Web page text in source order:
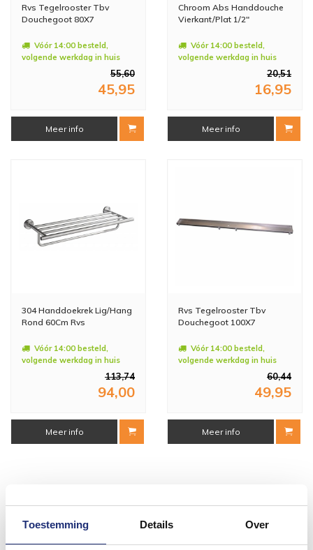
Toestemming Details Over
Rvs Tegelrooster Tbv
Douchegoot 80X7
Vóór 14:00 besteld,
volgende werkdag in huis
55,60
45,95
Meer info
Chroom Abs Handdouche
Vierkant/Plat 1/2"
Vóór 14:00 besteld,
volgende werkdag in huis
20,51
16,95
Meer info
304 Handdoekrek Lig/Hang
Rond 60Cm Rvs
Vóór 14:00 besteld,
volgende werkdag in huis
113,74
94,00
Meer info
Rvs Tegelrooster Tbv
Douchegoot 100X7
Vóór 14:00 besteld,
volgende werkdag in huis
60,44
49,95
Meer info
#mijndroombadkamer